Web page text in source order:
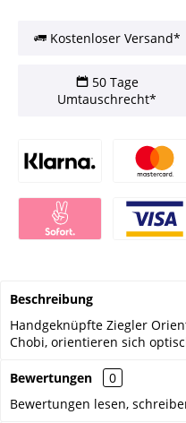
Kostenloser Versand*
50 Tage
Umtauschrecht*
Beschreibung
Handgeknüpfte Ziegler
Chobi, orientieren sich
Bewertungen
0
Bewertungen lesen,